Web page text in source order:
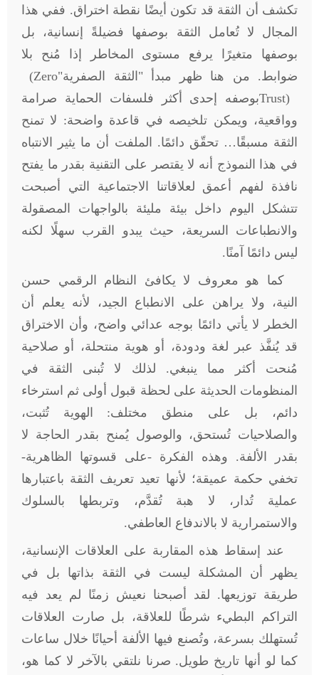
تكشف أن الثقة قد تكون أيضًا نقطة اختراق. ففي هذا
المجال لا تُعامل الثقة بوصفها فضيلةً إنسانية، بل
بوصفها متغيرًا يرفع مستوى المخاطر إذا مُنح بلا
ضوابط. من هنا ظهر مبدأ "الثقة الصفرية"(Zero
Trust)بوصفه إحدى أكثر فلسفات الحماية صرامة
وواقعية، ويمكن تلخيصه في قاعدة واضحة: لا تمنح
الثقة مسبقًا… تحقّق دائمًا. الملفت أن ما يثير الانتباه
في هذا النموذج أنه لا يقتصر على التقنية بقدر ما يفتح
نافذة لفهم أعمق لعلاقاتنا الاجتماعية التي أصبحت
تتشكل اليوم داخل بيئة مليئة بالواجهات المصقولة
والانطباعات السريعة، حيث يبدو القرب سهلًا لكنه
ليس دائمًا آمنًا.
كما هو معروف لا يكافئ النظام الرقمي حسن
النية، ولا يراهن على الانطباع الجيد، لأنه يعلم أن
الخطر لا يأتي دائمًا بوجه عدائي واضح، وأن الاختراق
قد يُنفَّذ عبر لغة ودودة، أو هوية منتحلة، أو صلاحية
مُنحت أكثر مما ينبغي. لذلك لا تُبنى الثقة في
المنظومات الحديثة على لحظة قبول أولى ثم استرخاء
دائم، بل على منطق مختلف: الهوية تُثبت،
والصلاحيات تُستحق، والوصول يُمنح بقدر الحاجة لا
بقدر الألفة. وهذه الفكرة -على قسوتها الظاهرية-
تخفي حكمة عميقة؛ لأنها تعيد تعريف الثقة باعتبارها
عملية تُدار، لا هبة تُقدَّم، وتربطها بالسلوك
والاستمرارية لا بالاندفاع العاطفي.
عند إسقاط هذه المقاربة على العلاقات الإنسانية،
يظهر أن المشكلة ليست في الثقة بذاتها بل في
طريقة توزيعها. لقد أصبحنا نعيش زمنًا لم يعد فيه
التراكم البطيء شرطًا للعلاقة، بل صارت العلاقات
تُستهلك بسرعة، وتُصنع فيها الألفة أحيانًا خلال ساعات
كما لو أنها تاريخ طويل. صرنا نلتقي بالآخر لا كما هو،